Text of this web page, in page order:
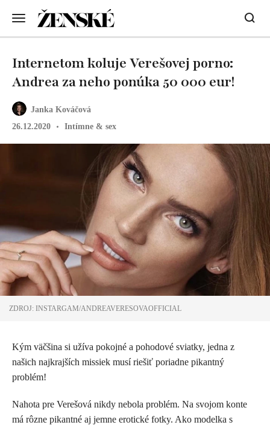
Janka Kováčová
26.12.2020
Intímne & sex
Internetom koluje Verešovej porno:
Andrea za neho ponúka 50 000 eur!
ZDROJ: INSTARGAM/ANDREAVERESOVAOFFICIAL
Kým väčšina si užíva pokojné a pohodové sviatky, jedna z
našich najkrajších missiek musí riešiť poriadne pikantný
problém!
Nahota pre Verešová nikdy nebola problém. Na svojom konte
má rôzne pikantné aj jemne erotické fotky. Ako modelka s